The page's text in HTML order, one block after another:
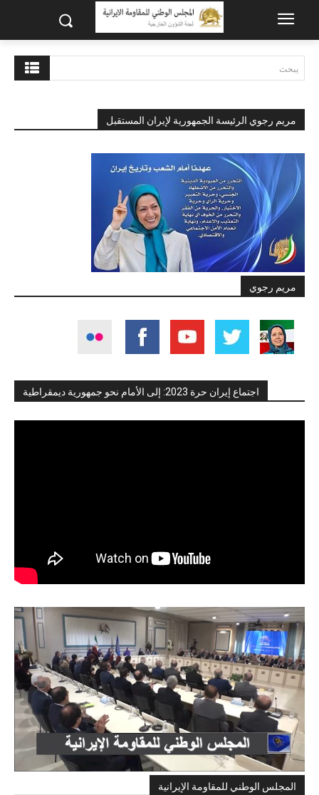
يبحث
مريم رجوي الرئيسة الجمهورية لإيران المستقبل
مريم رجوي
اجتماع إيران حرة 2023: إلى الأمام نحو جمهورية ديمقراطية
المجلس الوطني للمقاومة الإيرانية